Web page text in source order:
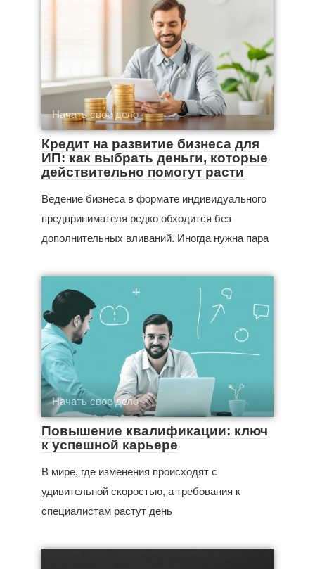
Начать свое дело
Кредит на развитие бизнеса для
ИП: как выбрать деньги, которые
действительно помогут расти
Ведение бизнеса в формате индивидуального
предпринимателя редко обходится без
дополнительных вливаний. Иногда нужна пара
Начать свое дело
Повышение квалификации: ключ
к успешной карьере
В мире, где изменения происходят с
удивительной скоростью, а требования к
специалистам растут день